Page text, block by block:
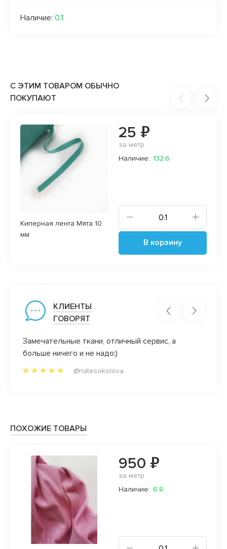
Наличие: 0.1
С ЭТИМ ТОВАРОМ ОБЫЧНО
ПОКУПАЮТ
Киперная лента Мята 10
мм
25 ₽
за метр
Наличие: 132.6
В корзину
КЛИЕНТЫ
ГОВОРЯТ
Замечательные ткани, отличный сервис, а
больше ничего и не надо;)
@natesokolova
ПОХОЖИЕ ТОВАРЫ
950 ₽
за метр
Наличие: 6.8